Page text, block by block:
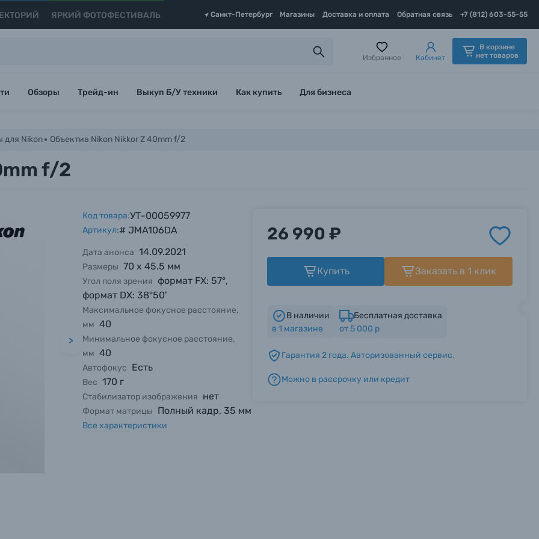
ЯРКИЙ ФОТОФЕСТИВАЛЬ Санкт-Петербург Магазины Доставка и оплата Обратная связь +7 (812) 603-55-55
Избранное Кабинет
В корзине
нет товаров
Обзоры Трейд-ин Выкуп Б/У техники Как купить Для бизнеса
для Nikon Объектив Nikon Nikkor Z 40mm f/2
f/2
>
Код товара:УТ-00059977
Артикул:# JMA106DA
Дата анонса 14.09.2021
Размеры 70 х 45.5 мм
Угол поля зрения формат FX: 57°,
формат DX: 38°50'
Максимальное фокусное расстояние,
мм 40
Минимальное фокусное расстояние,
мм 40
Автофокус Есть
Вес 170 г
Стабилизатор изображения нет
Формат матрицы Полный кадр, 35 мм
Все характеристики
26 990 ₽
Купить Заказать в 1 клик
В наличии
в 1 магазине
Бесплатная доставка
от 5 000 р
Гарантия 2 года. Авторизованный сервис.
Можно в рассрочку или кредит